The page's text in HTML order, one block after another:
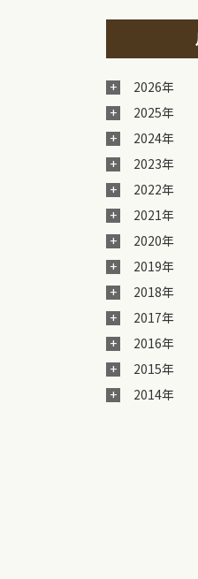
2026年
2025年
2024年
2023年
2022年
2021年
2020年
2019年
2018年
2017年
2016年
2015年
2014年